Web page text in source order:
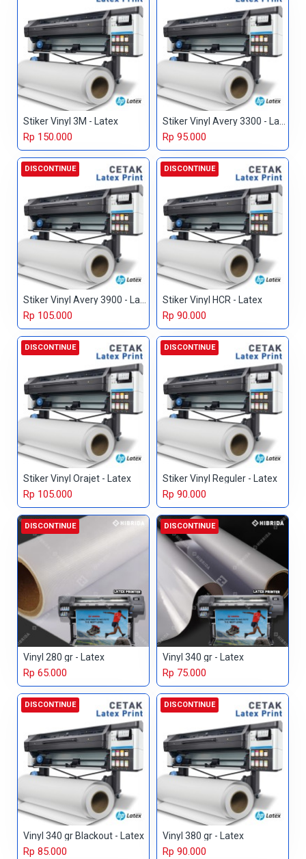
Stiker Vinyl 3M - Latex
Rp 150.000 Rp 95.000
DISCONTINUE
Rp 105.000
DISCONTINUE
Stiker Vinyl HCR - Latex
Rp 90.000
DISCONTINUE
Stiker Vinyl Orajet - Latex
Rp 105.000
DISCONTINUE
Stiker Vinyl Reguler - Latex
Rp 90.000
DISCONTINUE
Vinyl 280 gr - Latex
Rp 65.000
DISCONTINUE
Vinyl 340 gr - Latex
Rp 75.000
DISCONTINUE
Vinyl 340 gr Blackout - Latex
Rp 85.000
DISCONTINUE
Vinyl 380 gr - Latex
Rp 90.000